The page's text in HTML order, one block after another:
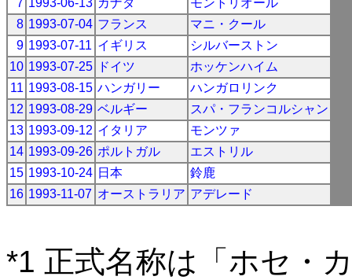
7 1993-06-13 カナダ
モントリオール
8 1993-07-04 フランス
マニ・クール
9 1993-07-11 イギリス
シルバーストン
10 1993-07-25 ドイツ
ホッケンハイム
11 1993-08-15 ハンガリー
ハンガロリンク
12 1993-08-29 ベルギー
スパ・フランコルシャン
13 1993-09-12 イタリア
モンツァ
14 1993-09-26 ポルトガル
エストリル
15 1993-10-24 日本
鈴鹿
16 1993-11-07 オーストラリア アデレード
*1 正式名称は「ホセ・